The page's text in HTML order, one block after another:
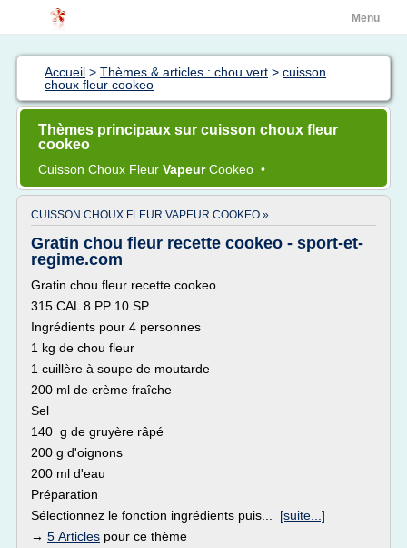
Menu
Accueil > Thèmes & articles : chou vert > cuisson
choux fleur cookeo
Thèmes principaux sur cuisson choux fleur
cookeo
Cuisson Choux Fleur VapeurCookeo •
CUISSON CHOUX FLEUR VAPEUR COOKEO »
Gratin chou fleur recette cookeo - sport-et-
regime.com
Gratin chou fleur recette cookeo
315 CAL 8 PP 10 SP
Ingrédients pour 4 personnes
1 kg de chou fleur
1 cuillère à soupe de moutarde
200 ml de crème fraîche
Sel
140 g de gruyère râpé
200 g d'oignons
200 ml d'eau
Préparation
Sélectionnez le fonction ingrédients puis... [suite...]
→ 5 Articles pour ce thème